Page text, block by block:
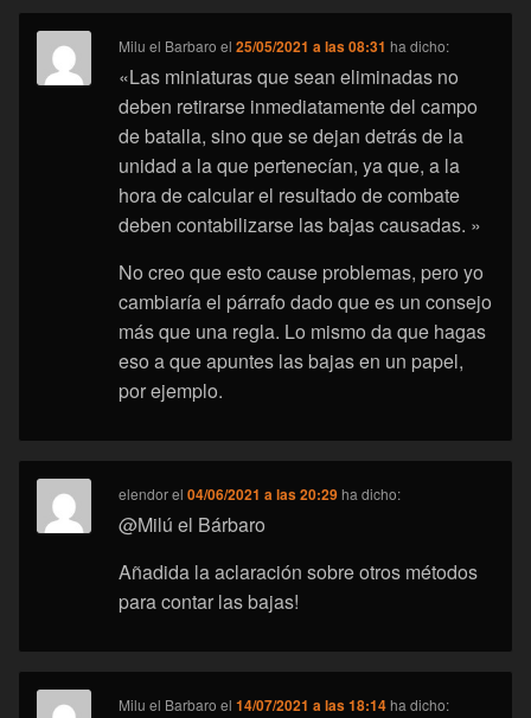
Milu el Barbaro el25/05/2021 a las 08:31 ha dicho:
«Las miniaturas que sean eliminadas no
deben retirarse inmediatamente del campo
de batalla, sino que se dejan detrás de la
unidad a la que pertenecían, ya que, a la
hora de calcular el resultado de combate
deben contabilizarse las bajas causadas. »
No creo que esto cause problemas, pero yo
cambiaría el párrafo dado que es un consejo
más que una regla. Lo mismo da que hagas
eso a que apuntes las bajas en un papel,
por ejemplo.
elendorel04/06/2021 a las 20:29 ha dicho:
@Milú el Bárbaro
Añadida la aclaración sobre otros métodos
para contar las bajas!
Milu el Barbaro el14/07/2021 a las 18:14 ha dicho: